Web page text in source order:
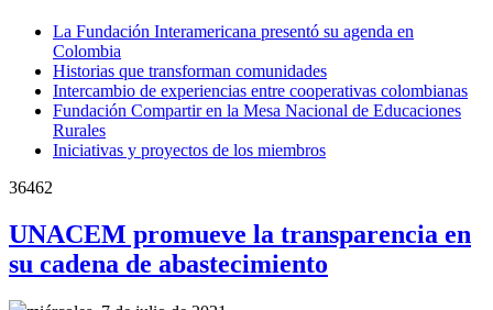
La Fundación Interamericana presentó su agenda en
Colombia
Historias que transforman comunidades
Intercambio de experiencias entre cooperativas colombianas
Fundación Compartir en la Mesa Nacional de Educaciones
Rurales
Iniciativas y proyectos de los miembros
36462
UNACEM promueve la transparencia en
su cadena de abastecimiento